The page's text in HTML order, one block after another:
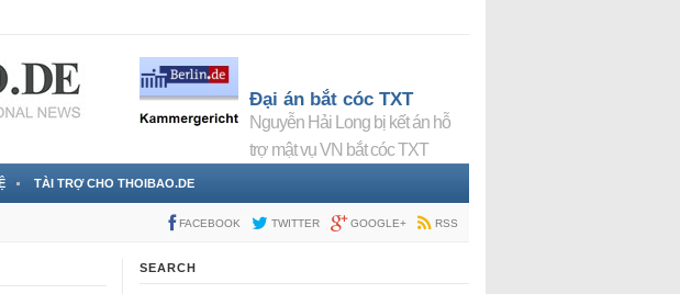
Đại án bắt cóc TXT
Nguyễn Hải Long bị kết án hỗ
trợ mật vụ VN bắt cóc TXT
TÀI TRỢ CHO THOIBAO.DE
FACEBOOK TWITTER GOOGLE+ RSS
SEARCH